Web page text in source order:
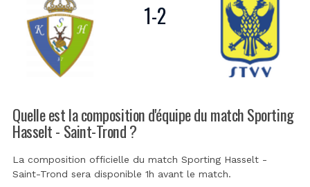
1-2
Quelle est la composition d'équipe du match Sporting
Hasselt - Saint-Trond ?
La composition officielle du match Sporting Hasselt -
Saint-Trond sera disponible 1h avant le match.